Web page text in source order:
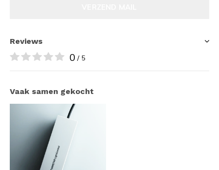
Reviews
0 / 5
Vaak samen gekocht